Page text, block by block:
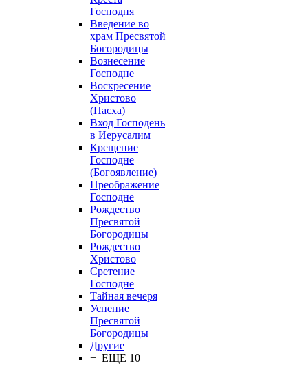
Господня
Введение во
храм Пресвятой
Богородицы
Вознесение
Господне
Воскресение
Христово
(Пасха)
Вход Господень
в Иерусалим
Крещение
Господне
(Богоявление)
Преображение
Господне
Рождество
Пресвятой
Богородицы
Рождество
Христово
Сретение
Господне
Тайная вечеря
Успение
Пресвятой
Богородицы
Другие
+ ЕЩЕ 10